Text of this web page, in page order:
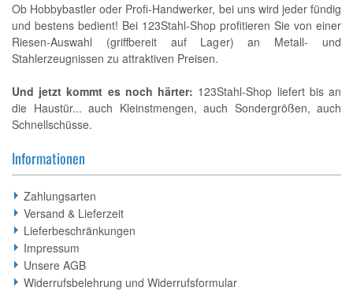
Ob Hobbybastler oder Profi-Handwerker, bei uns wird jeder fündig
und bestens bedient! Bei 123Stahl-Shop profitieren Sie von einer
Riesen-Auswahl (griffbereit auf Lager) an Metall- und
Stahlerzeugnissen zu attraktiven Preisen.
Und jetzt kommt es noch härter: 123Stahl-Shop liefert bis an
die Haustür... auch Kleinstmengen, auch Sondergrößen, auch
Schnellschüsse.
Informationen
Zahlungsarten
Versand & Lieferzeit
Lieferbeschränkungen
Impressum
Unsere AGB
Widerrufsbelehrung und Widerrufsformular